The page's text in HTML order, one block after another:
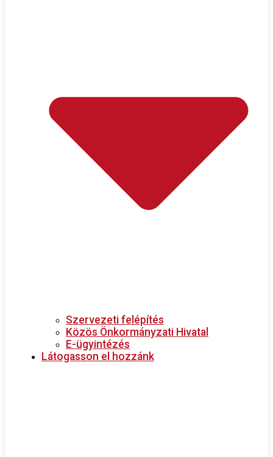
Szervezeti felépítés
Közös Önkormányzati Hivatal
E-ügyintézés
Látogasson el hozzánk